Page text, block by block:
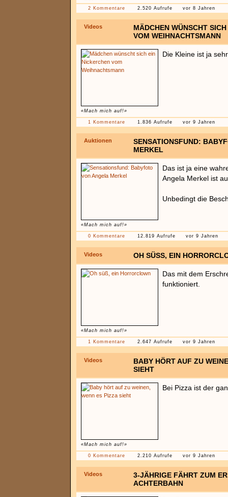
2 Kommentare 2.520 Aufrufe vor 8 Jahren
Videos
MÄDCHEN WÜNSCHT
VOM WEIHNACHTSMANN
«Mach mich auf!»
Die Kleine ist ja
1 Kommentare 1.836 Aufrufe vor 9 Jahren
Auktionen
SENSATIONSFUND:
MERKEL
«Mach mich auf!»
Das ist ja eine
Angela Merkel ist
Unbedingt die
0 Kommentare 12.819 Aufrufe vor 9 Jahren
Videos OH SÜSS, EIN
«Mach mich auf!»
Das mit dem
funktioniert.
1 Kommentare 2.647 Aufrufe vor 9 Jahren
Videos
BABY HÖRT AUF ZU
SIEHT
«Mach mich auf!»
Bei Pizza ist der
0 Kommentare 2.210 Aufrufe vor 9 Jahren
Videos
3-JÄHRIGE FÄHRT ZUM
ACHTERBAHN